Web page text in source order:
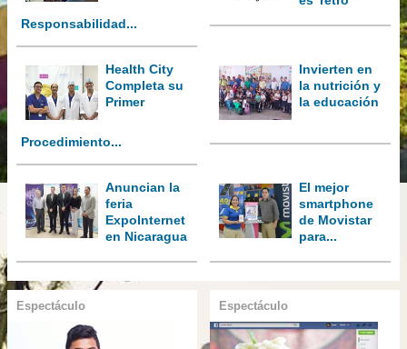
Responsabilidad...
Health City
Completa su
Primer
Procedimiento...
Invierten en
la nutrición y
la educación
Anuncian la
feria
ExpoInternet
en Nicaragua
El mejor
smartphone
de Movistar
para...
Espectáculo Espectáculo